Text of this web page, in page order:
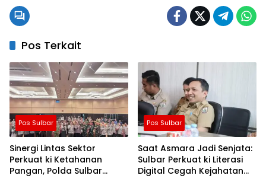
Pos Terkait
Pos Sulbar
Sinergi Lintas Sektor
Perkuat ki Ketahanan
Pangan, Polda Sulbar
Pos Sulbar
Saat Asmara Jadi Senjata:
Sulbar Perkuat ki Literasi
Digital Cegah Kejahatan